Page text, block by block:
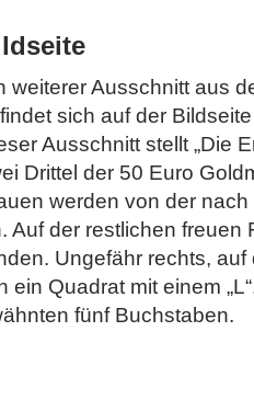
weiterer Ausschnitt aus
sich auf der
Ausschnitt stellt „Die
Drittel der 50 Euro
werden von der
Auf der restlichen freuen
Ungefähr rechts,
Quadrat mit einem
fünf Buchstaben.